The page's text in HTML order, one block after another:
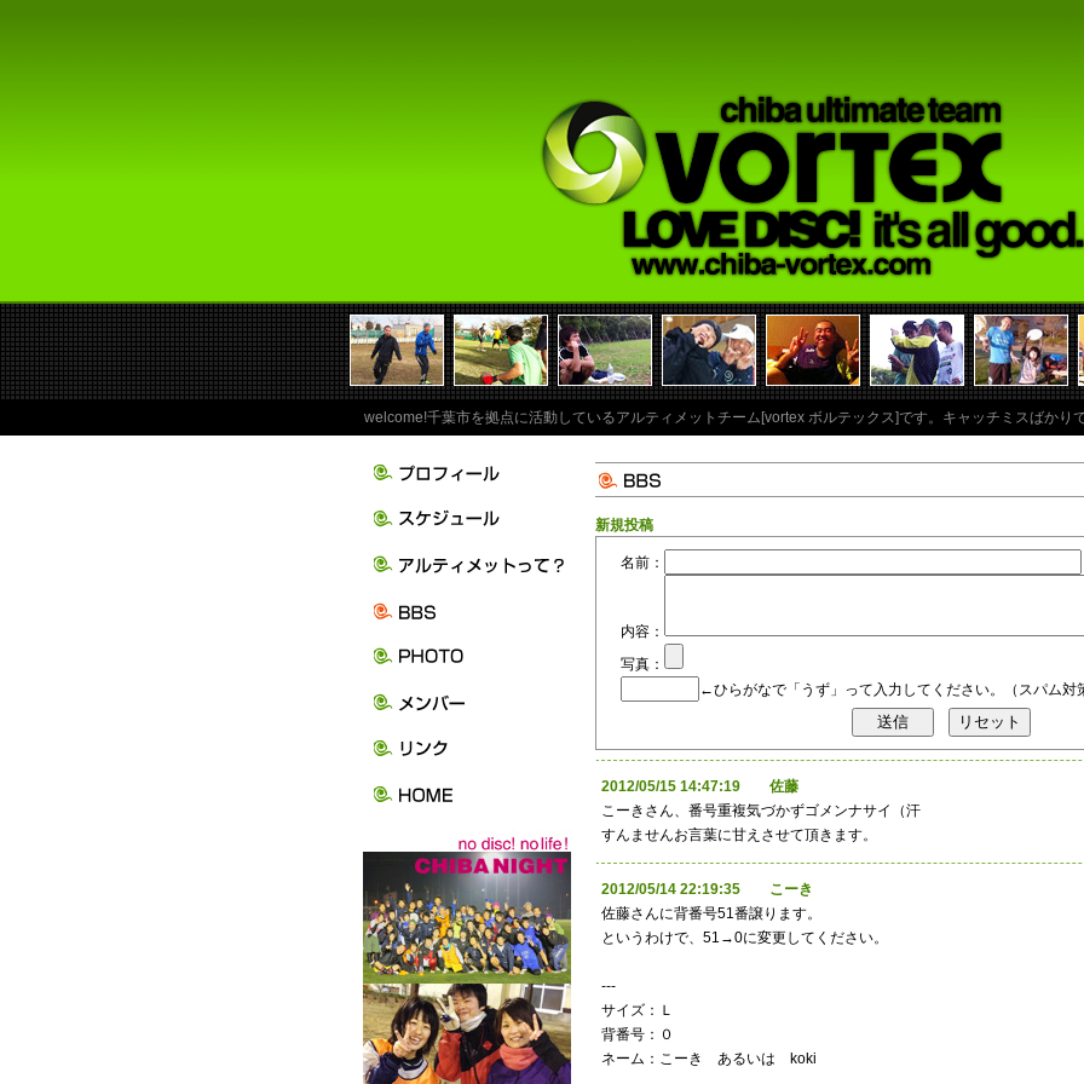
welcome!千葉市を拠点に活動しているアルティメットチーム[vortex ボルテックス]です。キャッチミスばかり
新規投稿
名前：
内容：
写真：
←ひらがなで「うず」って入力してください。（スパム対
2012/05/15 14:47:19 佐藤
こーきさん、番号重複気づかずゴメンナサイ（汗
すんませんお言葉に甘えさせて頂きます。
2012/05/14 22:19:35 こーき
佐藤さんに背番号51番譲ります。
というわけで、51→0に変更してください。
---
サイズ：Ｌ
背番号：０
ネーム：こーき あるいは koki